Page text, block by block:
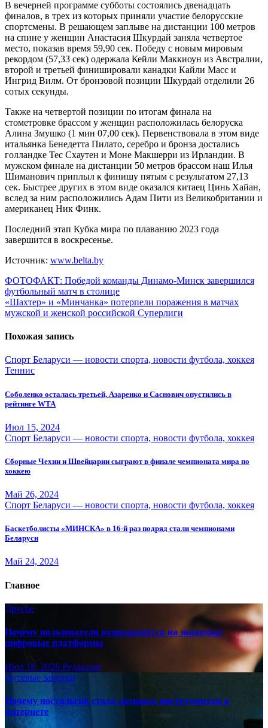
В вечерней программе субботы состоялись двенадцать
финалов, в трех из которых приняли участие белорусские
спортсмены. В решающем заплыве на дистанции 100 метров
на спине у женщин Анастасия Шкурдай заняла четвертое
место, показав время 59,90 сек. Победу с новым мировым
рекордом (57,33 сек) одержала Кейли Маккиоун из Австралии,
второй и третьей финишировали канадки Кайли Масс и
Ингрид Вилм. От бронзовой позиции Шкурдай отделили 26
сотых секунды.
Также на четвертой позиции по итогам финала на
стометровке брассом у женщин расположилась белоруска
Алина Змушко (1 мин 07,00 сек). Первенствовала в этом виде
итальянка Бенедетта Пилато, серебро и бронза достались
голландке Тес Схаутен и Моне Макшерри из Ирландии. В
мужском финале на дистанции 50 метров брассом наш Илья
Шиманович приплыл к финишу пятым с результатом 27,13
сек. Быстрее других в этом виде оказался китаец Цинь Хайан,
вслед за ним расположились Адам Пити из Великобритании и
американец Ник Финк.
Последний этап Кубка мира по плаванию 2023 года
завершится в воскресенье.
Источник: www.belta.by
Навигация
по
записям
ФОТОФАКТ: Победой команды Динамо-Минск завершился
футбольный матч в столице
«Шахтер» и «Минчанка» потерпели поражения в матчах
мужской и женской российской Суперлиги
Похожая запись
Спорт Беларуси — новости спорта, новости футбола, хоккея
Теннис
Соболенко осталась третьей, Азаренко и Саснович опустились в
рейтинге WTA
Июл 15, 2024
Спорт Беларуси — новости спорта, новости футбола, хоккея
Сборные Чехии и Швейцарии сыграют в финале чемпионата мира по
хоккею
Май 26, 2024
Спорт Беларуси — новости спорта, новости футбола, хоккея
Баскетболисты «МИНСКА» в 16-й раз подряд стали чемпионами
Беларуси
Май 24, 2024
Главное
Другое
Почему пользователи возвращаются на знакомые
цифровые платформы
Июл 18, 2026 Редакция
Путёвые заметки
Почему ностальгия стала сильным инструментом в
интернете